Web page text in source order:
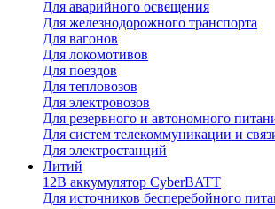
Для аварийного освещения
Для железнодорожного транспорта
Для вагонов
Для локомотивов
Для поездов
Для тепловозов
Для электровозов
Для резервного и автономного
Для систем телекоммуникации и
Для электростанций
Литий
12В аккумулятор CyberBATT
Для источников бесперебойного